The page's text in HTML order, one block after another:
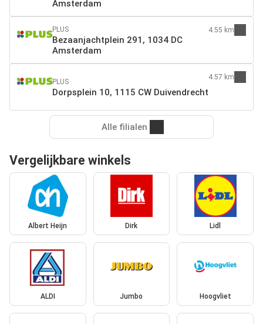
Amsterdam
PLUS
Bezaanjachtplein 291, 1034 DC
Amsterdam
4.55 km
PLUS
Dorpsplein 10, 1115 CW Duivendrecht
4.57 km
Alle filialen
Vergelijkbare winkels
Albert Heijn Dirk Lidl
ALDI Jumbo Hoogvliet